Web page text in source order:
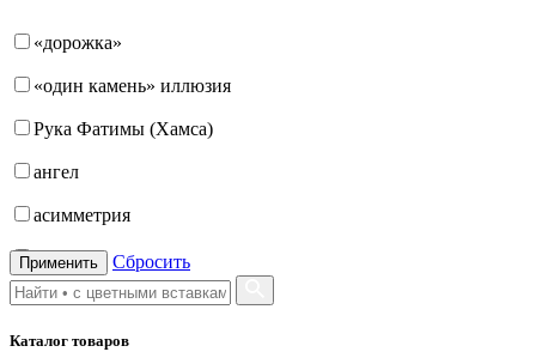
«дорожка»
«один камень» иллюзия
Рука Фатимы (Хамса)
ангел
асимметрия
бабочка
бантик
башня
Применить Сбросить
Каталог товаров